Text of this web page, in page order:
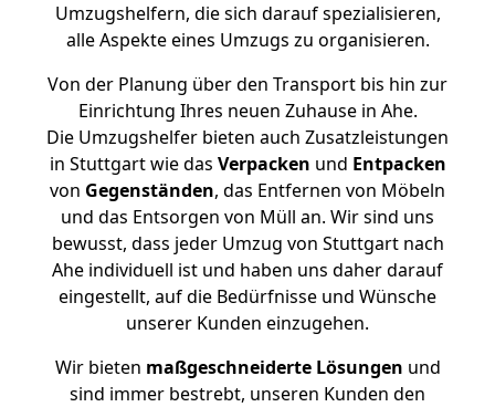
Umzugshelfern, die sich darauf spezialisieren,
alle Aspekte eines Umzugs zu organisieren.
Von der Planung über den Transport bis hin zur
Einrichtung Ihres neuen Zuhause in Ahe.
Die Umzugshelfer bieten auch Zusatzleistungen
in Stuttgart wie das Verpacken und Entpacken
von Gegenständen, das Entfernen von Möbeln
und das Entsorgen von Müll an. Wir sind uns
bewusst, dass jeder Umzug von Stuttgart nach
Ahe individuell ist und haben uns daher darauf
eingestellt, auf die Bedürfnisse und Wünsche
unserer Kunden einzugehen.
Wir bieten maßgeschneiderte Lösungen und
sind immer bestrebt, unseren Kunden den